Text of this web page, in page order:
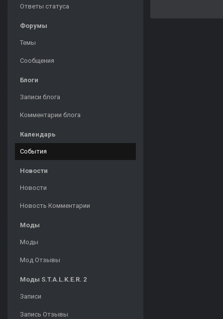
Ответы статуса
Форумы
Темы
Сообщения
Блоги
Записи блога
Комментарии блога
Календарь
События
Новости
Новости
Новость Комментарии
Моды
Моды
Мод Отзывы
Моды S.T.A.L.K.E.R. 2
Записи
Запись Отзывы